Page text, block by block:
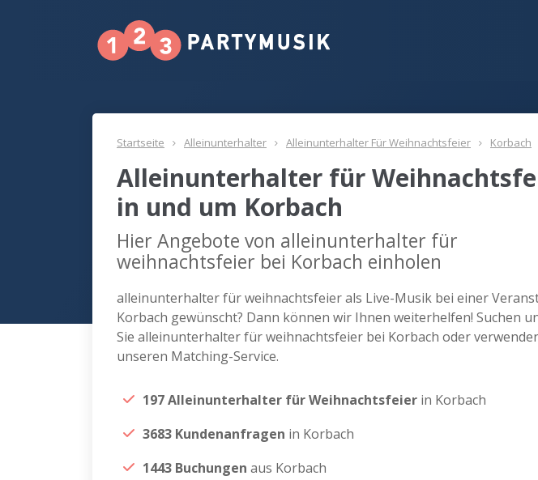
Startseite Alleinunterhalter Alleinunterhalter Für Weihnachtsfeier Korbach
Alleinunterhalter für
in und um Korbach
Hier Angebote von alleinunterhalter für
weihnachtsfeier bei Korbach einholen
alleinunterhalter für weihnachtsfeier als Live-Musik bei einer
Korbach gewünscht? Dann können wir Ihnen weiterhelfen! Suchen
Sie alleinunterhalter für weihnachtsfeier bei Korbach oder
unseren Matching-Service.
197 Alleinunterhalter für Weihnachtsfeier in Korbach
3683 Kundenanfragen in Korbach
1443 Buchungen aus Korbach